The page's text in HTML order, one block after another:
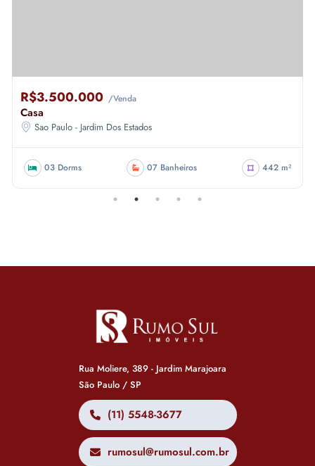
R$3.500.000 /Venda
Casa
Sao Paulo - Jardim Dos Estados
03 Dorms 07 Banheiros 442 m²
Rua Moliere, 389 - Jardim Marajoara
São Paulo / SP
(11) 5548-3677
rumosul@rumosul.com.br